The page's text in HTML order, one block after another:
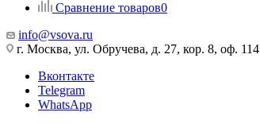
Сравнение товаров0
info@vsova.ru
г. Москва, ул. Обручева, д. 27, кор. 8, оф. 114
Вконтакте
Telegram
WhatsApp